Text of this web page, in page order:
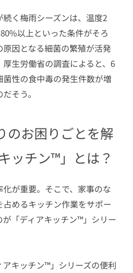
く梅雨シーズンは、温度2
以上といった条件がそろ
因となる細菌の繁殖が活発
生労働省の調査によると、6
性の食中毒の発生件数が増
そう。
のお困りごとを解
ッチン™」とは？
が重要。そこで、家事のな
めるキッチン作業をサポー
が「ディアキッチン™」シリー
キッチン™」シリーズの便利